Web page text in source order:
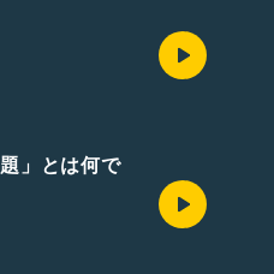
」とは何で